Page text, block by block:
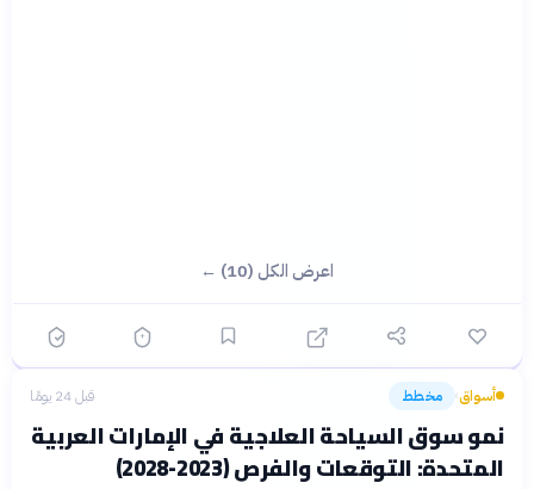
اعرض الكل (10) ←
أسواق› مخطط قبل 24 يومًا
نمو سوق السياحة العلاجية في الإمارات العربية
المتحدة: التوقعات والفرص (2023-2028)